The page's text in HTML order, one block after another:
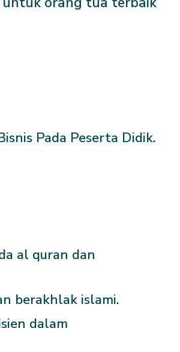
Pada Peserta Didik.
al quran dan
berakhlak islami.
dalam